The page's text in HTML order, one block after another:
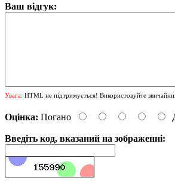
Ваш відгук:
Увага: HTML не підтримується! Використовуйте
Оцінка: Погано
Введіть код, вказаний на зображенні: